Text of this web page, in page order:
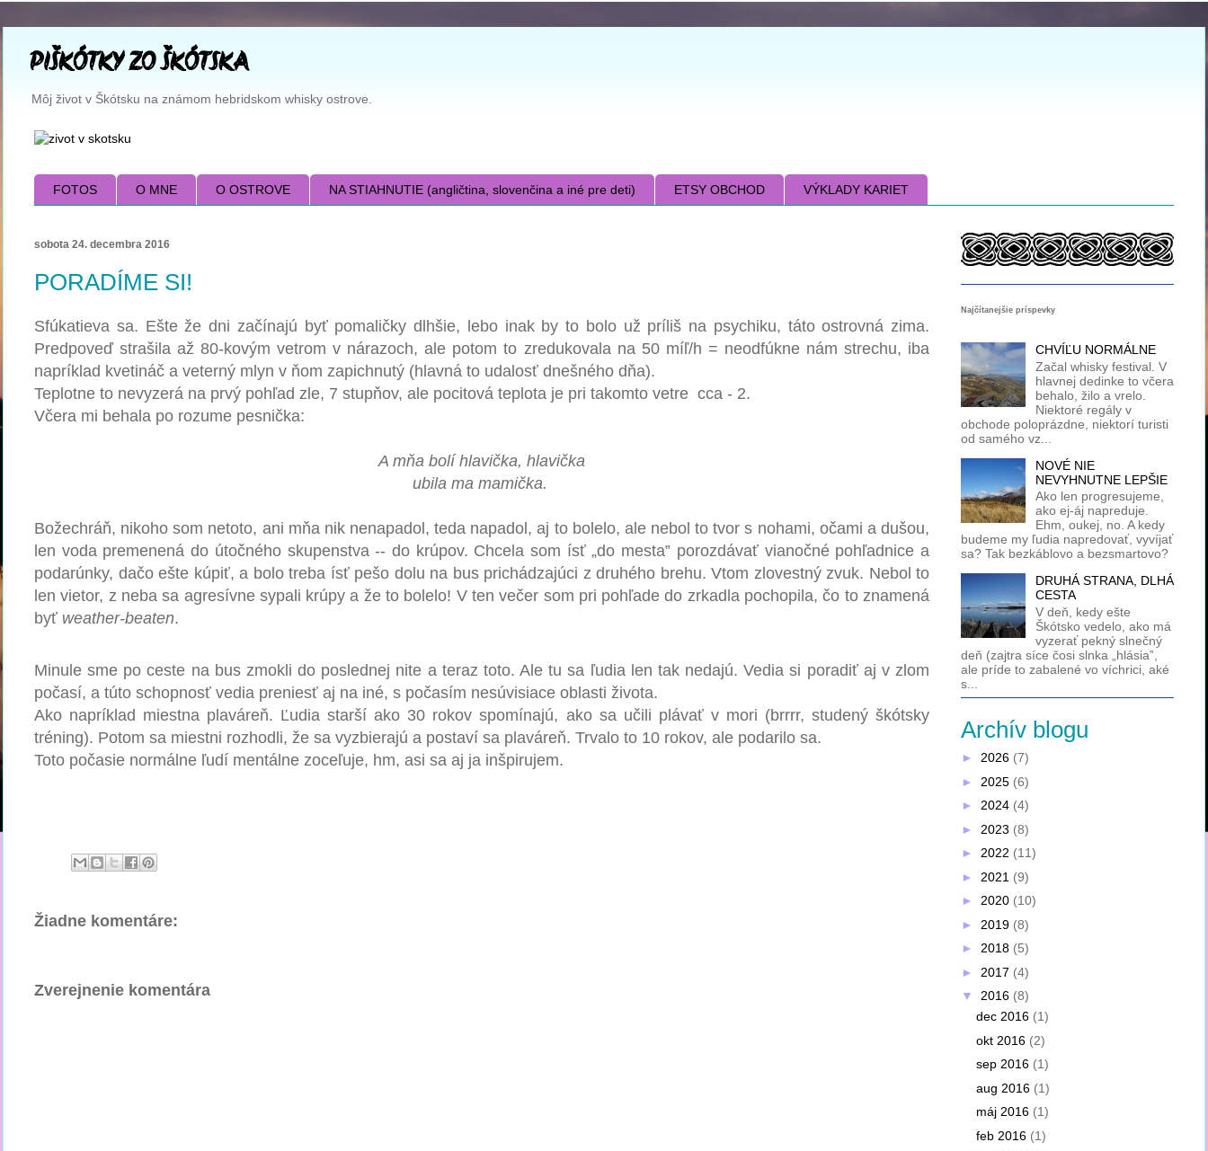
PIŠKÓTKY ZO ŠKÓTSKA
Môj život v Škótsku na známom hebridskom whisky ostrove.
FOTOS O MNE O OSTROVE NA STIAHNUTIE (angličtina, slovenčina a iné pre deti) ETSY OBCHOD VÝKLADY KARIET
sobota 24. decembra 2016
PORADÍME SI!
Sfúkatieva sa. Ešte že dni začínajú byť pomaličky dlhšie, lebo inak by to bolo už príliš na psychiku, táto ostrovná zima.
Predpoveď strašila až 80-kovým vetrom v nárazoch, ale potom to zredukovala na 50 míľ/h = neodfúkne nám strechu, iba
napríklad kvetináč a veterný mlyn v ňom zapichnutý (hlavná to udalosť dnešného dňa).
Teplotne to nevyzerá na prvý pohľad zle, 7 stupňov, ale pocitová teplota je pri takomto vetre cca - 2.
Včera mi behala po rozume pesnička:
A mňa bolí hlavička, hlavička
ubila ma mamička.
Božechráň, nikoho som netoto, ani mňa nik nenapadol, teda napadol, aj to bolelo, ale nebol to tvor s nohami, očami a dušou,
len voda premenená do útočného skupenstva -- do krúpov. Chcela som ísť„do mesta‟ porozdávať vianočné pohľadnice a
podarúnky, dačo ešte kúpiť, a bolo treba ísť pešo dolu na bus prichádzajúci z druhého brehu. Vtom zlovestný zvuk. Nebol to
len vietor, z neba sa agresívne sypali krúpy a že to bolelo! V ten večer som pri pohľade do zrkadla pochopila, čo to znamená
byť weather-beaten.
Minule sme po ceste na bus zmokli do poslednej nite a teraz toto. Ale tu sa ľudia len tak nedajú. Vedia si poradiť aj v zlom
počasí, a túto schopnosť vedia preniesť aj na iné, s počasím nesúvisiace oblasti života.
Ako napríklad miestna plaváreň. Ľudia starší ako 30 rokov spomínajú, ako sa učili plávať v mori (brrrr, studený škótsky
tréning). Potom sa miestni rozhodli, že sa vyzbierajú a postaví sa plaváreň. Trvalo to 10 rokov, ale podarilo sa.
Toto počasie normálne ľudí mentálne zoceľuje, hm, asi sa aj ja inšpirujem.
Žiadne komentáre:
Zverejnenie komentára
Najčítanejšie príspevky
CHVÍĽU NORMÁLNE
Začal whisky festival. V
hlavnej dedinke to včera
behalo, žilo a vrelo.
Niektoré regály v
obchode poloprázdne, niektorí turisti
od samého vz...
NOVÉ NIE
NEVYHNUTNE LEPŠIE
Ako len progresujeme,
ako ej-áj napreduje.
Ehm, oukej, no. A kedy
budeme my ľudia napredovať, vyvíjať
sa? Tak bezkáblovo a bezsmartovo?
DRUHÁ STRANA, DLHÁ
CESTA
V deň, kedy ešte
Škótsko vedelo, ako má
vyzerať pekný slnečný
deň (zajtra síce čosi slnka „hlásia‟,
ale príde to zabalené vo víchrici, aké
s...
Archív blogu
► 2026 (7)
► 2025 (6)
► 2024 (4)
► 2023 (8)
► 2022 (11)
► 2021 (9)
► 2020 (10)
► 2019 (8)
► 2018 (5)
► 2017 (4)
▼ 2016 (8)
dec 2016 (1)
okt 2016 (2)
sep 2016 (1)
aug 2016 (1)
máj 2016 (1)
feb 2016 (1)